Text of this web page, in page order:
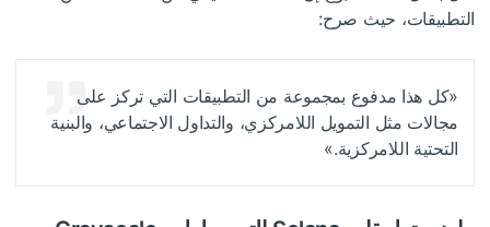
التطبيقات، حيث صرح:
«كل هذا مدفوع بمجموعة من التطبيقات التي تركز على
مجالات مثل التمويل اللامركزي، والتداول الاجتماعي، والبنية
التحتية اللامركزية.»